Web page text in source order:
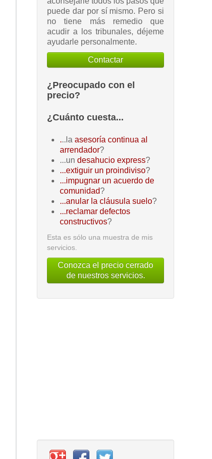
puede dar por sí mismo. Pero si
no tiene más remedio que
acudir a los tribunales, déjeme
ayudarle personalmente.
Contactar
¿Preocupado con el
precio?
¿Cuánto cuesta...
...la asesoría continua al
arrendador?
...un desahucio express?
...extiguir un proindiviso?
...impugnar un acuerdo de
comunidad?
...anular la cláusula suelo?
...reclamar defectos
constructivos?
Esta es sólo una muestra de mis
servicios.
Conozca el precio cerrado
de nuestros servicios.